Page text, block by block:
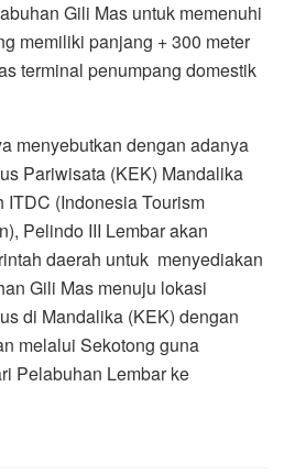
Gili Mas untuk memenuhi
memiliki panjang + 300 meter
terminal penumpang domestik
menyebutkan dengan adanya
Pariwisata (KEK) Mandalika
(Indonesia Tourism
Pelindo III Lembar akan
daerah untuk menyediakan
Gili Mas menuju lokasi
di Mandalika (KEK) dengan
melalui Sekotong guna
Pelabuhan Lembar ke